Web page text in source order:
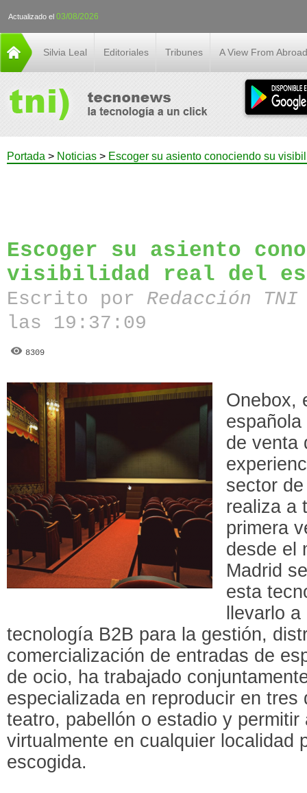
Actualizado el 03/08/2026
Silvia Leal Editoriales Tribunes A View From Abroad
Portada > Noticias > Escoger su asiento conociendo su
Escoger su asiento
visibilidad real del
Escrito por Redacción
las 19:37:09
8309
Onebox,
de venta
sector
realiza a
primera
desde el
Madrid
esta
llevarlo a
tecnología B2B para la gestión,
comercialización de entradas de
de ocio, ha trabajado
especializada en reproducir en tres
teatro, pabellón o estadio y
virtualmente en cualquier localidad
escogida.